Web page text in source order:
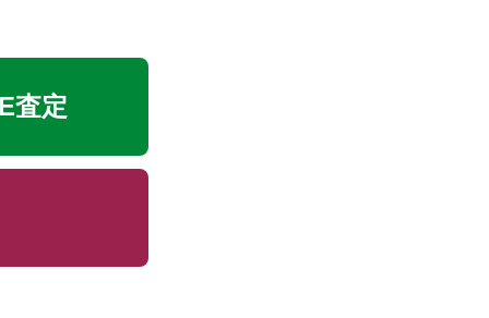
査定